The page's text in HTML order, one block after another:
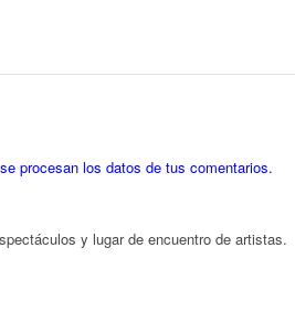
procesan los datos de tus comentarios.
y lugar de encuentro de artistas.